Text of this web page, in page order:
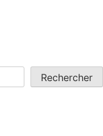
Rechercher